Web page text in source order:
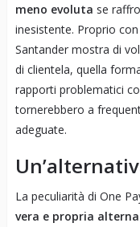
meno evoluta se
inesistente. Proprio
Santander mostra di
di clientela, quella
rapporti problematici
tornerebbero a
adeguate.
La peculiarità di One
vera e propria